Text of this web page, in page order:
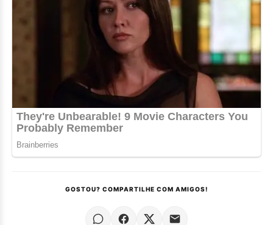
GOSTOU? COMPARTILHE COM AMIGOS!